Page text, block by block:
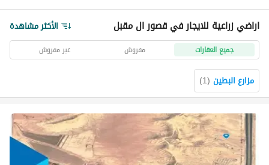
اراضي زراعية للايجار في قصور ال مقبل الأكثر مشاهدة
جميع العقارات مفروش غير مفروش
مزارع البطين (
1
)